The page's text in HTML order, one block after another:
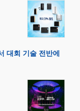
대회 기술 전반에